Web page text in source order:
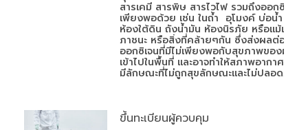
สารเคมี สารพิษ สารไวไฟ รวมถึงออกซิเจนที่
เพียงพอด้วย เช่น ในถ้ำ อุโมงค์ บ่อน้ำ หลุม
ห้องใต้ดิน ถังน้ำมัน ห้องนิรภัย หรือแม้แต่
ภาชนะ หรือสิ่งที่คล้ายๆกัน ซึ่งส่งผลต่อ
ออกซิเจนที่มีไม่เพียงพอกับสุขภาพของผู้ที่
เข้าไปในพื้นที่ และอาจทำให้สภาพอากาศภาย
มีลักษณะที่ไม่ถูกสุขลักษณะและไม่ปลอดภัย
ขึ้นทะเบียนผู้ควบคุม